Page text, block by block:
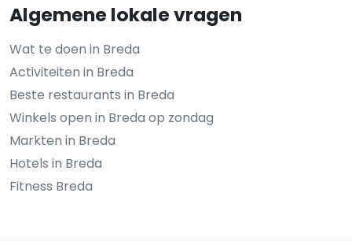
Algemene lokale vragen
Wat te doen in Breda
Activiteiten in Breda
Beste restaurants in Breda
Winkels open in Breda op zondag
Markten in Breda
Hotels in Breda
Fitness Breda